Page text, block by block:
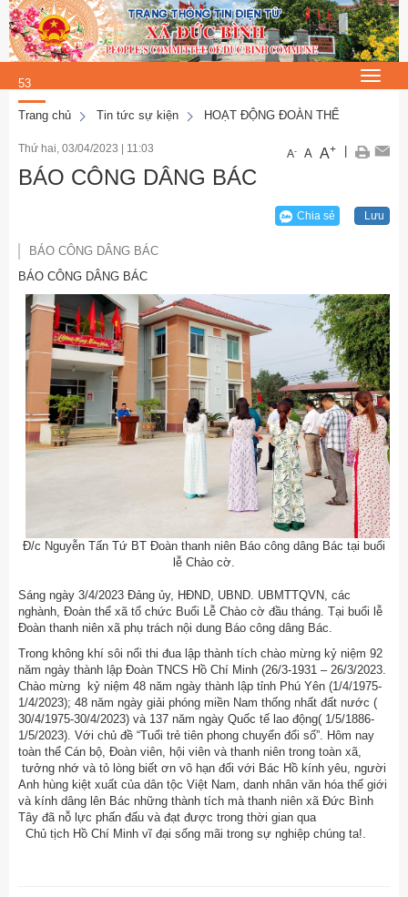
Thứ 6, 7/8/2026
10
:
53
:
Toggle
Trang chủ
Tin tức sự kiện HOẠT ĐỘNG ĐOÀN THỂ
Thứ hai, 03/04/2023 11:03 A- A A+
BÁO CÔNG DÂNG BÁC
Chia sẻ Lưu
BÁO CÔNG DÂNG BÁC
BÁO CÔNG DÂNG BÁC
Đ/c Nguyễn Tấn Tứ BT Đoàn thanh niên Báo công dâng Bác tại buổi
lễ Chào cờ.
Sáng ngày 3/4/2023 Đảng ủy, HĐND, UBND. UBMTTQVN, các
nghành, Đoàn thể xã tổ chức Buổi Lễ Chào cờ đầu tháng. Tại buổi lễ
Đoàn thanh niên xã phụ trách nội dung Báo công dâng Bác.
Trong không khí sôi nổi thi đua lập thành tích chào mừng kỷ niệm 92
năm ngày thành lập Đoàn TNCS Hồ Chí Minh (26/3-1931 – 26/3/2023.
Chào mừng kỷ niệm 48 năm ngày thành lập tỉnh Phú Yên (1/4/1975-
1/4/2023); 48 năm ngày giải phóng miền Nam thống nhất đất nước (
30/4/1975-30/4/2023) và 137 năm ngày Quốc tế lao động( 1/5/1886-
1/5/2023). Với chủ đề “Tuổi trẻ tiên phong chuyển đổi số”. Hôm nay
toàn thể Cán bộ, Đoàn viên, hội viên và thanh niên trong toàn xã,
tưởng nhớ và tỏ lòng biết ơn vô hạn đối với Bác Hồ kính yêu, người
Anh hùng kiệt xuất của dân tộc Việt Nam, danh nhân văn hóa thế giới
và kính dâng lên Bác những thành tích mà thanh niên xã Đức Bình
Tây đã nỗ lực phấn đấu và đạt được trong thời gian qua
Chủ tịch Hồ Chí Minh vĩ đại sống mãi trong sự nghiệp chúng ta!.